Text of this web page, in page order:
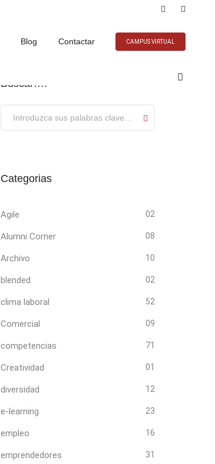
Blog Contactar CAMPUS VIRTUAL
Buscar….
Categorias
Agile 02
Alumni Corner 08
Archivo 10
blended 02
clima laboral 52
Comercial 09
competencias 71
Creatividad 01
diversidad 12
e-learning 23
empleo 16
emprendedores 31